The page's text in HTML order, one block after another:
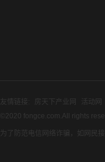
友情链接: 房天下产业网 活动网
©2020 fongce.com.All rights
为了防范电信网络诈骗，如网民